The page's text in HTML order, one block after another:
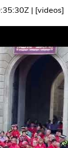
| [videos]